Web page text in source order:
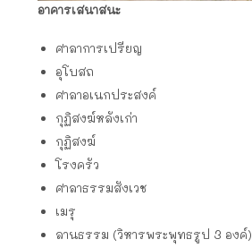
อาคารเสนาสนะ
ศาลาการเปรียญ
อุโบสถ
ศาลาอเนกประสงค์
กุฏิสงฆ์หลังเก่า
กุฏิสงฆ์
โรงครัว
ศาลาธรรมสังเวช
เมรุ
ลานธรรม (วิหารพระพุทธรูป 3 องค์)